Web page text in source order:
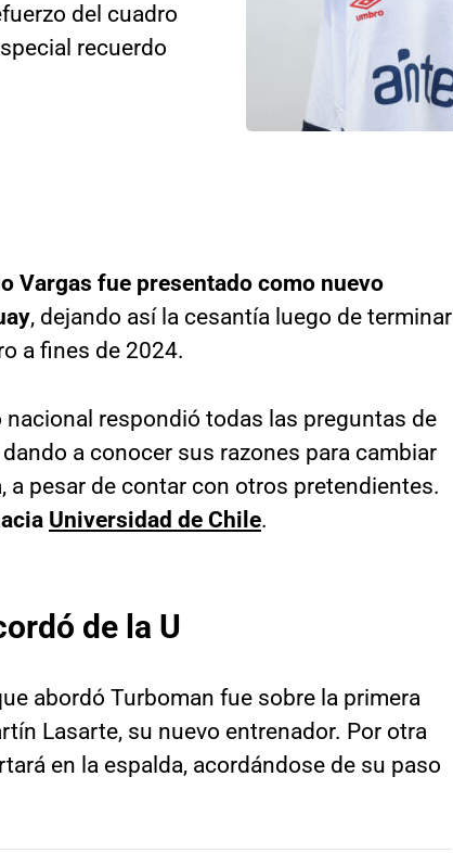
del cuadro
recuerdo
Vargas fue presentado como nuevo
, dejando así la cesantía luego de terminar
a fines de 2024.
respondió todas las preguntas de
a conocer sus razones para cambiar
a pesar de contar con otros pretendientes.
Universidad de Chile.
de la U
abordó Turboman fue sobre la primera
Lasarte, su nuevo entrenador. Por otra
en la espalda, acordándose de su paso